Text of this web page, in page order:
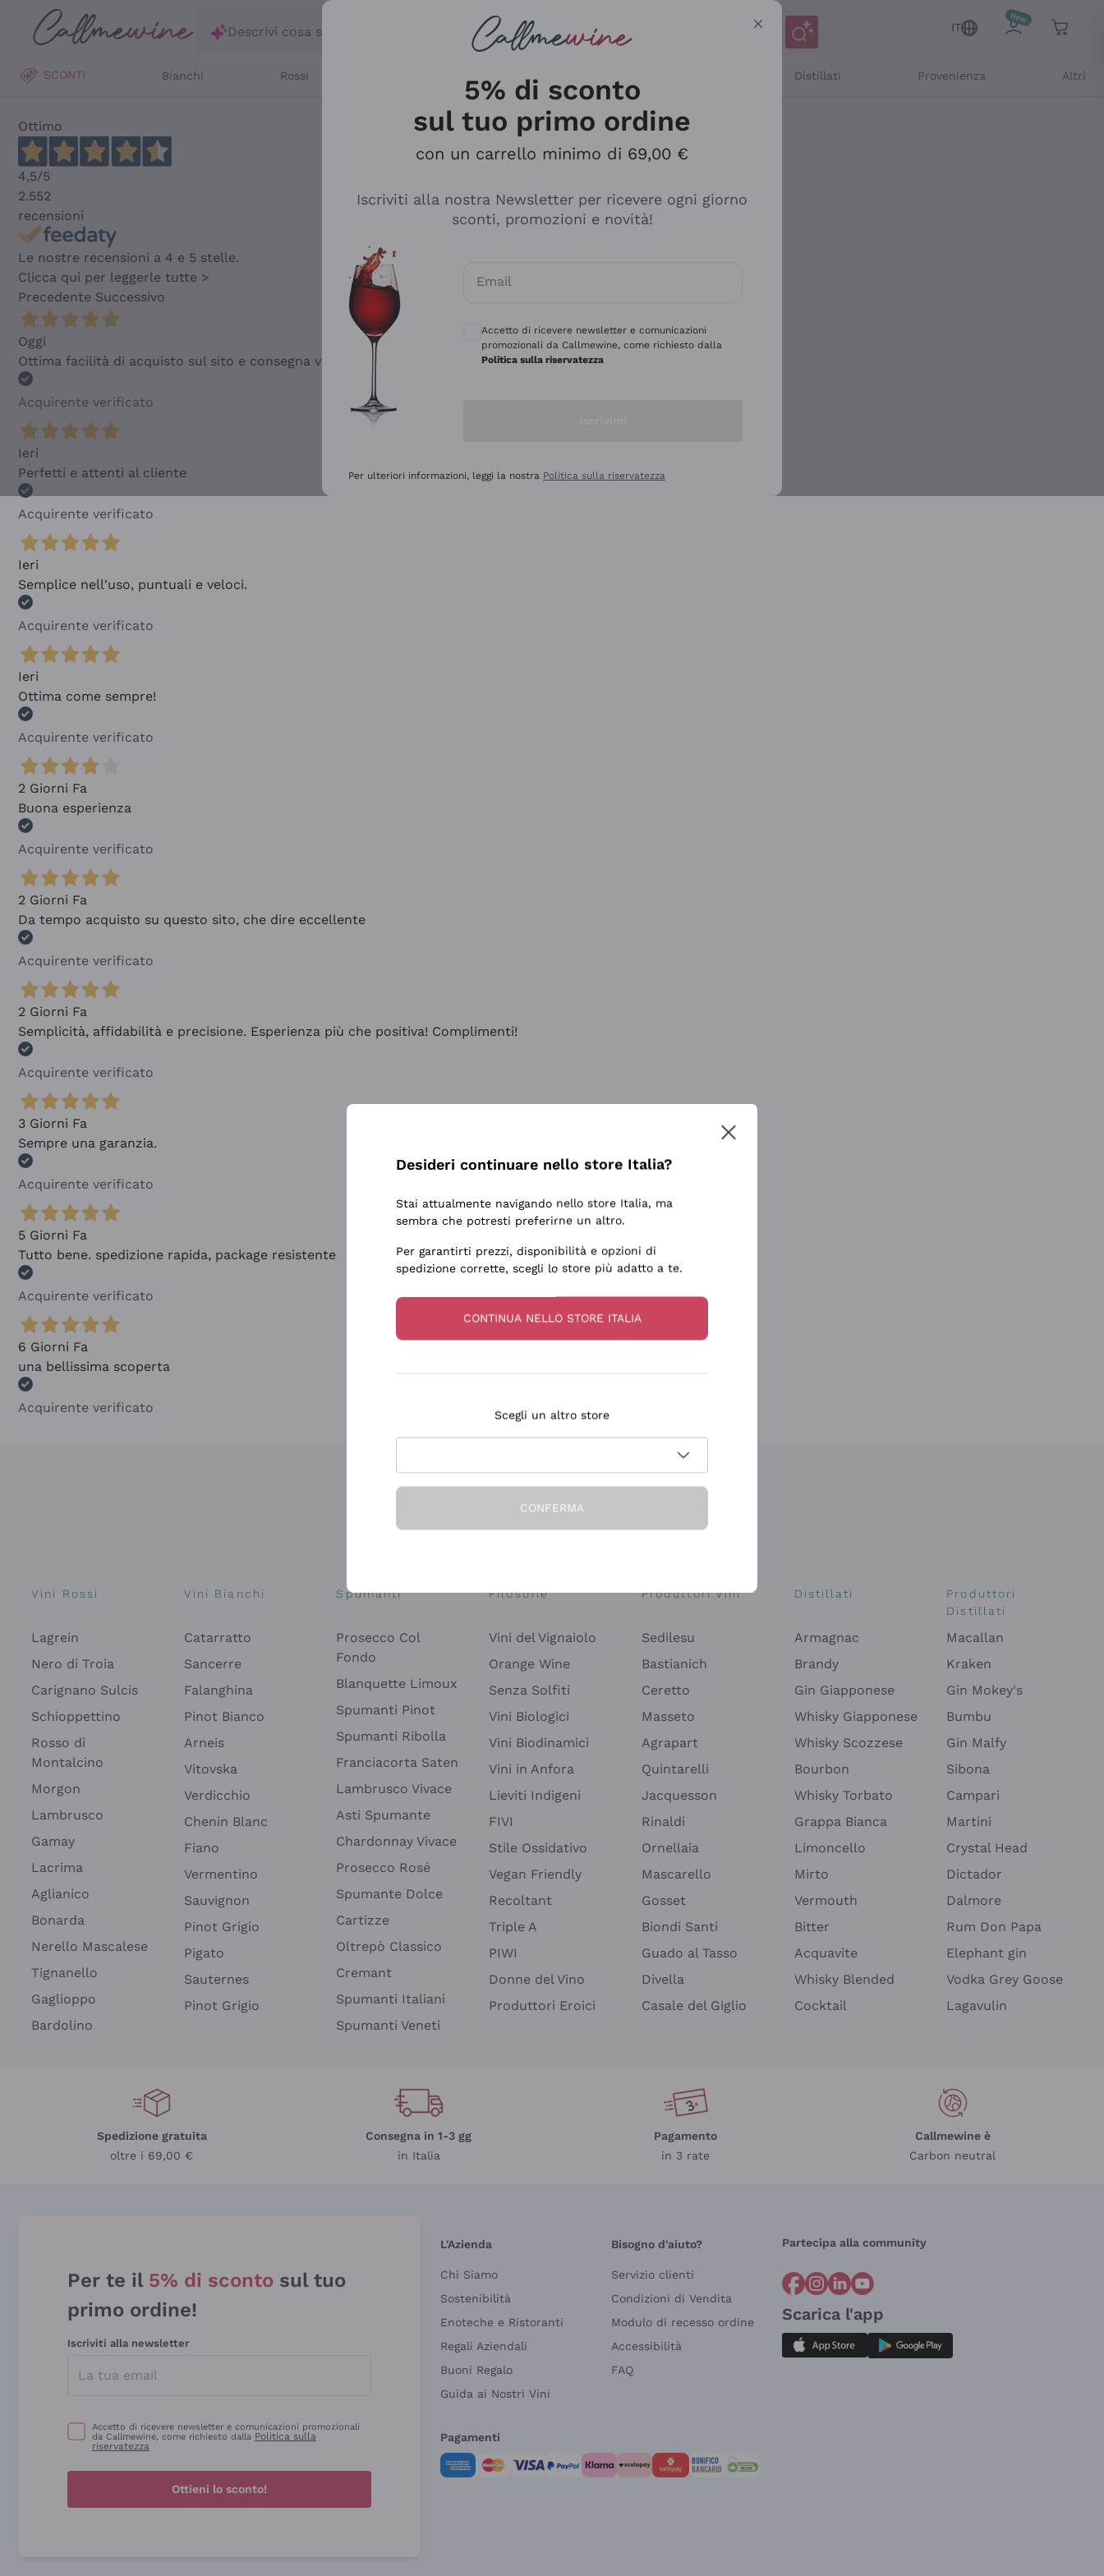
Salta al contenuto principale
Descrivi cosa stai cercando
IT
SCONTI Bianchi Rossi Distillati Provenienza Altri
Ottimo
4,5/5
2.552
recensioni
Le nostre recensioni a 4 e 5 stelle.
Clicca qui per leggerle tutte >
Precedente Successivo
Oggi
Ottima facilità di acquisto sul sito e consegna velocissima
Acquirente verificato
Ieri
Perfetti e attenti al cliente
Acquirente verificato
Ieri
Semplice nell'uso, puntuali e veloci.
Acquirente verificato
Ieri
Ottima come sempre!
Acquirente verificato
2 Giorni Fa
Buona esperienza
Acquirente verificato
2 Giorni Fa
Da tempo acquisto su questo sito, che dire eccellente
Acquirente verificato
2 Giorni Fa
Semplicità, affidabilità e precisione. Esperienza più che positiva! Complimenti!
Acquirente verificato
3 Giorni Fa
Sempre una garanzia.
Acquirente verificato
5 Giorni Fa
Tutto bene. spedizione rapida, package resistente
Acquirente verificato
6 Giorni Fa
una bellissima scoperta
Acquirente verificato
Esplora il catalogo
Vini Rossi
Lagrein
Nero di Troia
Carignano Sulcis
Schioppettino
Rosso di
Montalcino
Morgon
Lambrusco
Gamay
Lacrima
Aglianico
Bonarda
Nerello Mascalese
Tignanello
Gaglioppo
Bardolino
Vini Bianchi
Catarratto
Sancerre
Falanghina
Pinot Bianco
Arneis
Vitovska
Verdicchio
Chenin Blanc
Fiano
Vermentino
Sauvignon
Pinot Grigio
Pigato
Sauternes
Pinot Grigio
Spumanti
Prosecco Col
Fondo
Blanquette Limoux
Spumanti Pinot
Spumanti Ribolla
Franciacorta Saten
Lambrusco Vivace
Asti Spumante
Chardonnay Vivace
Prosecco Rosé
Spumante Dolce
Cartizze
Oltrepò Classico
Cremant
Spumanti Italiani
Spumanti Veneti
Filosofie
Vini del Vignaiolo
Orange Wine
Senza Solfiti
Vini Biologici
Vini Biodinamici
Vini in Anfora
Lieviti Indigeni
FIVI
Stile Ossidativo
Vegan Friendly
Recoltant
Triple A
PIWI
Donne del Vino
Produttori Eroici
Produttori Vini
Sedilesu
Bastianich
Ceretto
Masseto
Agrapart
Quintarelli
Jacquesson
Rinaldi
Ornellaia
Mascarello
Gosset
Biondi Santi
Guado al Tasso
Divella
Casale del Giglio
Distillati
Armagnac
Brandy
Gin Giapponese
Whisky Giapponese
Whisky Scozzese
Bourbon
Whisky Torbato
Grappa Bianca
Limoncello
Mirto
Vermouth
Bitter
Acquavite
Whisky Blended
Cocktail
Produttori
Distillati
Macallan
Kraken
Gin Mokey's
Bumbu
Gin Malfy
Sibona
Campari
Martini
Crystal Head
Dictador
Dalmore
Rum Don Papa
Elephant gin
Vodka Grey Goose
Lagavulin
Spedizione gratuita
oltre i 69,00 €
Consegna in 1-3 gg
in Italia
Pagamento
in 3 rate
Callmewine è
Carbon neutral
Per te il 5% di sconto sul tuo
primo ordine!
Iscriviti alla newsletter
Accetto di ricevere newsletter e comunicazioni promozionali
da Callmewine, come richiesto dalla Politica sulla
riservatezza
Ottieni lo sconto!
L'Azienda
Chi Siamo
Sostenibilità
Enoteche e Ristoranti
Regali Aziendali
Buoni Regalo
Guida ai Nostri Vini
Bisogno d'aiuto?
Servizio clienti
Condizioni di Vendita
Modulo di recesso ordine
Accessibilità
FAQ
Partecipa alla community
Scarica l'app
Pagamenti
5% di sconto
sul tuo primo ordine
con un carrello minimo di 69,00 €
Iscriviti alla nostra Newsletter per ricevere ogni giorno
sconti, promozioni e novità!
Email
Accetto di ricevere newsletter e comunicazioni
promozionali da Callmewine, come richiesto dalla
Politica sulla riservatezza
Per ulteriori informazioni, leggi la nostra Politica sulla riservatezza
Desideri continuare nello store Italia?
Stai attualmente navigando nello store Italia, ma
sembra che potresti preferirne un altro.
Per garantirti prezzi, disponibilità e opzioni di
spedizione corrette, scegli lo store più adatto a te.
CONTINUA NELLO STORE ITALIA
Scegli un altro store
CONFERMA